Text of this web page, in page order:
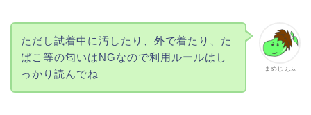
まめじぇふ
ただし試着中に汚したり、外で着たり、た
ばこ等の匂いはNGなので利用ルールはし
っかり読んでね